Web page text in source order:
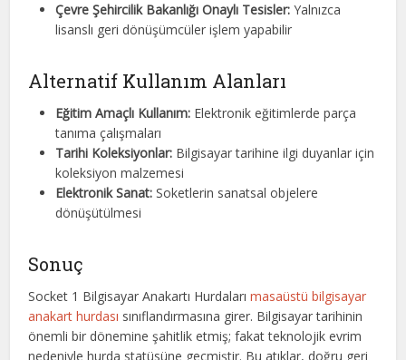
Çevre Şehircilik Bakanlığı Onaylı Tesisler: Yalnızca
lisanslı geri dönüşümcüler işlem yapabilir
Alternatif Kullanım Alanları
Eğitim Amaçlı Kullanım: Elektronik eğitimlerde parça
tanıma çalışmaları
Tarihi Koleksiyonlar: Bilgisayar tarihine ilgi duyanlar için
koleksiyon malzemesi
Elektronik Sanat: Soketlerin sanatsal objelere
dönüşütülmesi
Sonuç
Socket 1 Bilgisayar Anakartı Hurdalarımasaüstü bilgisayar
anakart hurdası sınıflandırmasına girer. Bilgisayar tarihinin
önemli bir dönemine şahitlik etmiş; fakat teknolojik evrim
nedeniyle hurda statüsüne geçmiştir. Bu atıklar, doğru geri